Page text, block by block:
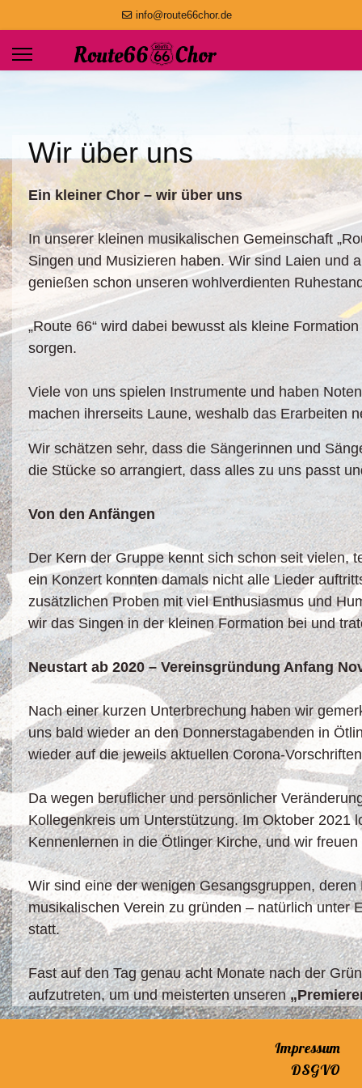
info@route66chor.de
Wir über uns
Ein kleiner Chor – wir über uns
In unserer kleinen musikalischen Gemeinschaft
Singen und Musizieren haben. Wir sind Laien und
genießen schon unseren wohlverdienten
„Route 66“ wird dabei bewusst als kleine
sorgen.
Viele von uns spielen Instrumente und haben
machen ihrerseits Laune, weshalb das Erarbeiten
Wir schätzen sehr, dass die Sängerinnen und
die Stücke so arrangiert, dass alles zu uns passt
Von den Anfängen
Der Kern der Gruppe kennt sich schon seit vielen,
ein Konzert konnten damals nicht alle Lieder
zusätzlichen Proben mit viel Enthusiasmus und
wir das Singen in der kleinen Formation bei und
Neustart ab 2020 – Vereinsgründung Anfang
Nach einer kurzen Unterbrechung haben wir
uns bald wieder an den Donnerstagabenden in
wieder auf die jeweils aktuellen Corona-
Da wegen beruflicher und persönlicher
Kollegenkreis um Unterstützung. Im Oktober 2021
Kennenlernen in die Ötlinger Kirche, und wir
Wir sind eine der wenigen Gesangsgruppen,
musikalischen Verein zu gründen – natürlich unter
statt.
Fast auf den Tag genau acht Monate nach der
aufzutreten, um und meisterten unseren
Impressum
DSGVO